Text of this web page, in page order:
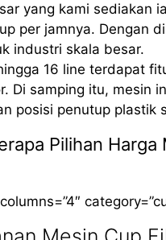
yang kami sediakan
per jamnya. Dengan
industri skala besar.
16 line terdapat
Di samping itu, mesin
posisi penutup plastik
Pilihan Harga